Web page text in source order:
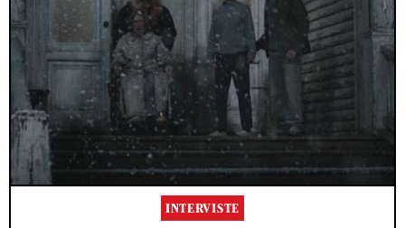
INTERVISTE